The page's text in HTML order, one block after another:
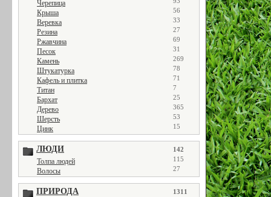
Черепица
Крыша 56
Веревка 33
Резина 27
Ржавчина 69
Песок 31
Камень 269
Штукатурка 78
Кафель и плитка 71
Титан 7
Бархат 25
Дерево 365
Шерсть 53
Цинк 15
ЛЮДИ 142
Толпа людей 115
Волосы 27
ПРИРОДА 1311